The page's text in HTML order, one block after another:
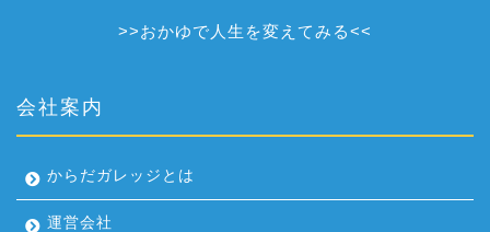
>>おかゆで人生を変えてみる<<
会社案内
からだガレッジとは
運営会社